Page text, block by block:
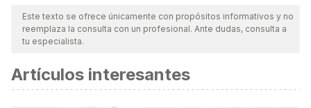
nuestro equipo, para asegurar su calidad, confiabilidad,
vigencia y validez.La bibliografía de este artículo fue
científica.
García-Moreno, J. M. (2005). El estornudo: Revisión de su
Este texto se ofrece únicamente con propósitos informativos y no
reemplaza la consulta con un profesional. Ante dudas, consulta a
tu especialista.
Artículos interesantes